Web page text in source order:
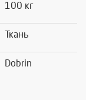
100 кг
Ткань
Dobrin